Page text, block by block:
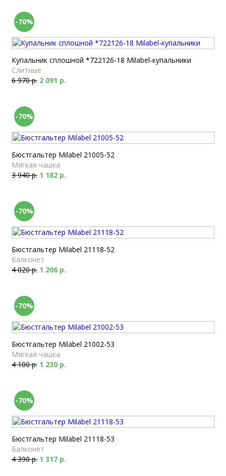
-70%
Купальник сплошной *722126-18 Milabel-купальники
Слитные
6 970 р. 2 091 р.
-70%
Бюстгальтер Milabel 21005-52
Мягкая чашка
3 940 р. 1 182 р.
-70%
Бюстгальтер Milabel 21118-52
Балконет
4 020 р. 1 206 р.
-70%
Бюстгальтер Milabel 21002-53
Мягкая чашка
4 100 р. 1 230 р.
-70%
Бюстгальтер Milabel 21118-53
Балконет
4 390 р. 1 317 р.